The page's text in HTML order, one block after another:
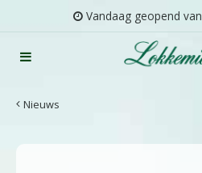
Nieuws
Vandaag geopend van